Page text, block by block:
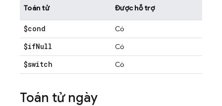
Toán tử Được hỗ trợ
$cond Có
$ifNull Có
$switch Có
Toán tử ngày